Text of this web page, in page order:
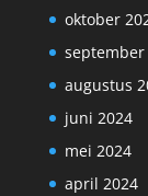
oktober
september
augustus
juni 2024
mei 2024
april 2024